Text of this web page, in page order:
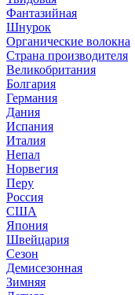
Фантазийная
Шнурок
Органические волокна
Страна производителя
Великобритания
Болгария
Германия
Дания
Испания
Италия
Непал
Норвегия
Перу
Россия
США
Япония
Швейцария
Сезон
Демисезонная
Зимняя